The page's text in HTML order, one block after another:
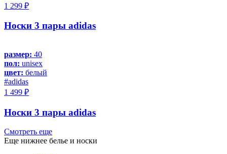
1 299 ₽
Носки 3 пары adidas
размер: 40
пол: unisex
цвет: белый
#adidas
1 499 ₽
Носки 3 пары adidas
Смотреть еще
Еще нижнее белье и носки